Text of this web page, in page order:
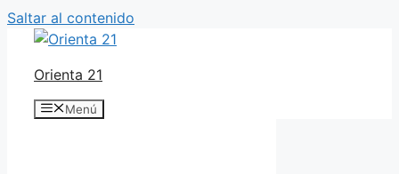
Saltar al contenido
Orienta 21
Menú